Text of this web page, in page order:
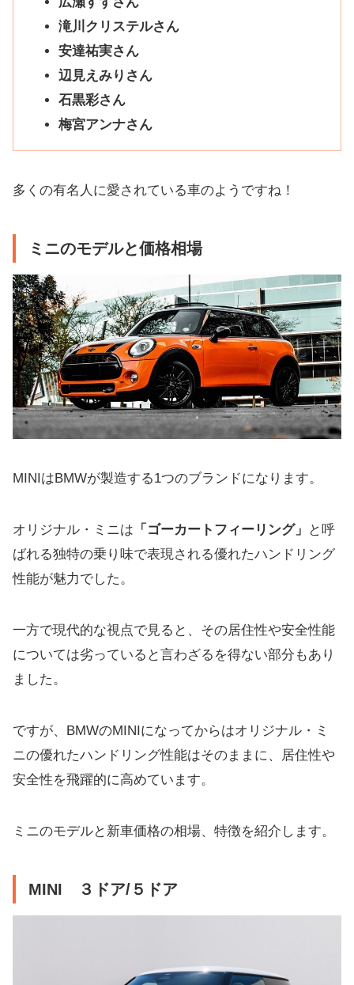
滝川クリステルさん
安達祐実さん
辺見えみりさん
石黒彩さん
梅宮アンナさん
多くの有名人に愛されている車のようですね！
ミニのモデルと価格相場
MINIはBMWが製造する1つのブランドになります。
オリジナル・ミニは 「ゴーカートフィーリング」
と呼
ばれる独特の乗り味で表現される優れたハンドリング
性能が魅力でした。
一方で現代的な視点で見ると、その居住性や安全性能
については劣っていると言わざるを得ない部分もあり
ました。
ですが、BMWのMINIになってからはオリジナル・ミ
ニの優れたハンドリング性能はそのままに、居住性や
安全性を飛躍的に高めています。
ミニのモデルと新車価格の相場、特徴を紹介します。
MINI ３ドア/５ドア